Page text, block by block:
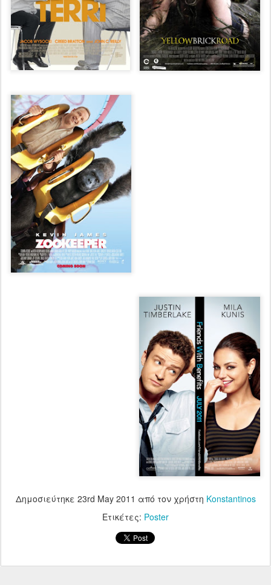
Δημοσιεύτηκε 23rd May 2011 από τον χρήστη Konstantinos
Ετικέτες: Poster